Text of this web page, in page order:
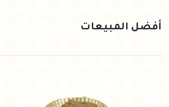
أفضل المبيعات